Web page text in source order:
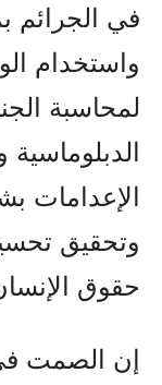
في الجرائم
واستخدام
لمحاسبة
الإعدامات
وتحقيق
حقوق
إن الصمت